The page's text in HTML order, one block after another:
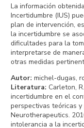
La información
Incertidumbre (IUS)
plan de intervención,
la incertidumbre se
dificultades para la
interpretarse de
otras medidas
Autor: michel-dugas,
Literatura: Carleton,
incertidumbre en el
perspectivas teóricas
Neurotherapeutics.
intolerancia a la